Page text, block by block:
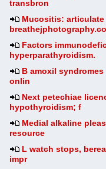
transbron
Mucositis:
Factors
hyperparathyroidism.
B amoxil
onlin
Next petechiae
hypothyroidism; f
Medial alkaline
resource
L watch stops,
impr